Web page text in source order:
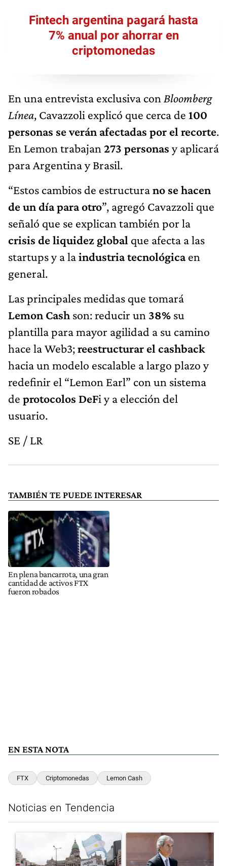
Fintech argentina pagará hasta
7% anual por ahorrar en
criptomonedas
En una entrevista exclusiva con Bloomberg
Línea, Cavazzoli explicó que cerca de 100
personas se verán afectadas por el recorte.
En Lemon trabajan 273 personas y aplicará
para Argentina y Brasil.
“Estos cambios de estructurano se hacen
de un día para otro”, agregó Cavazzoli que
señaló que se explican también por la
crisis de liquidez global que afecta a las
startups y a laindustria tecnológicaen
general.
Las principales medidas que tomará
Lemon Cash son: reducir un 38% su
plantilla para mayor agilidad a su camino
hace la Web3;reestructurar el cashback
hacia un modelo escalable a largo plazo y
redefinir el “Lemon Earl” con un sistema
de protocolos DeFi y a elección del
usuario.
SE / LR
TAMBIÉN TE PUEDE INTERESAR
En plena bancarrota, una gran
cantidad de activos FTX
fueron robados
EN ESTA NOTA
FTX Criptomonedas Lemon Cash
Noticias en Tendencia
Un artículo de tendencia con el título "Congreso vallado y
Un artículo de tendencia con